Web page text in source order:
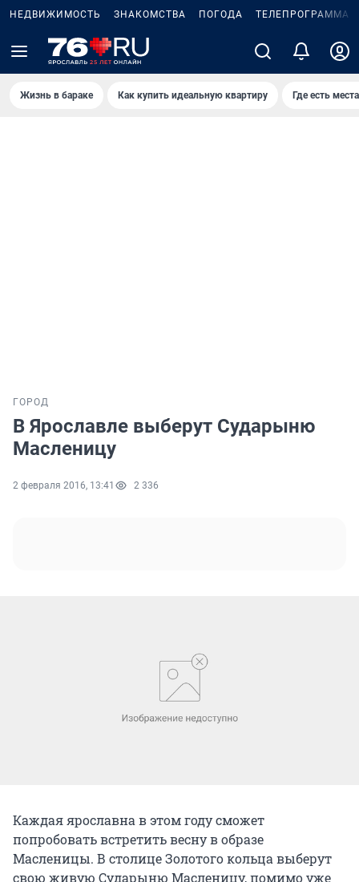
НЕДВИЖИМОСТЬ ЗНАКОМСТВА ПОГОДА ТЕЛЕПРОГРАММА
Жизнь в бараке Как купить идеальную квартиру Где есть
ГОРОД
В Ярославле выберут Сударыню
Масленицу
2 февраля 2016, 13:41 2 336
Каждая ярославна в этом году сможет
попробовать встретить весну в образе
Масленицы. В столице Золотого кольца выберут
свою живую Сударыню Масленицу, помимо уже